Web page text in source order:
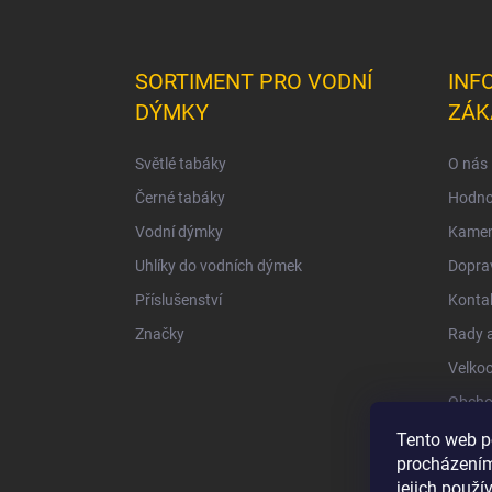
Tento web
SORTIMENT PRO VODNÍ
DÝMKY
Světlé tabáky
Černé tabáky
Vodní dýmky
Uhlíky do vodních dýmek
Příslušenství
Značky
O nás
Rady